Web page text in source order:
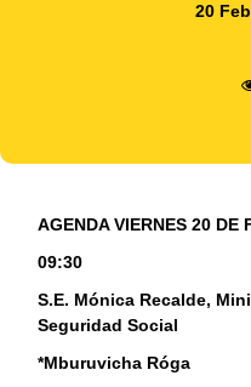
20
AGENDA VIERNES 20 DE
09:30
S.E. Mónica Recalde,
Seguridad Social
*Mburuvicha Róga